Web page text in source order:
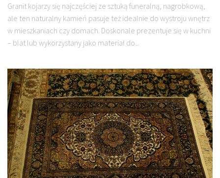
Granit kojarzy się najczęściej ze sztuką funeralną, nagrobkową,
ale ten naturalny kamień pasuje też idealnie do wystroju wnętrz
w mieszkaniach czy domach. Doskonale prezentuje się w kuchni
– blat lub wykorzystany jako materiał do...